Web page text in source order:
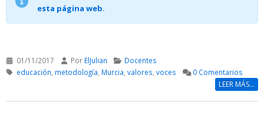
esta página web.
01/11/2017 Por ElJulian
Docentes
educación metodología Murcia valores voces 0 Comentarios
LEER MÁS...